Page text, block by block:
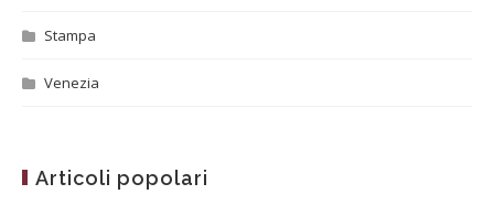
Stampa
Venezia
Articoli popolari